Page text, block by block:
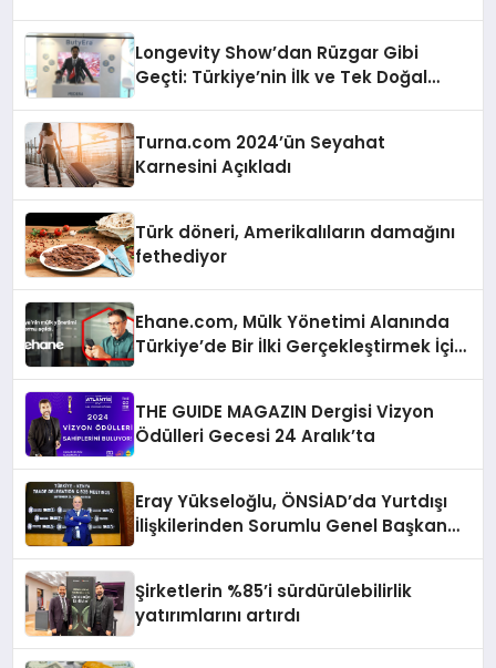
Longevity Show’dan Rüzgar Gibi
Geçti: Türkiye’nin İlk ve Tek Doğal
Turna.com 2024’ün Seyahat
Karnesini Açıkladı
Türk döneri, Amerikalıların damağını
fethediyor
Ehane.com, Mülk Yönetimi Alanında
Türkiye’de Bir İlki Gerçekleştirmek İçin
THE GUIDE MAGAZIN Dergisi Vizyon
Ödülleri Gecesi 24 Aralık’ta
Eray Yükseloğlu, ÖNSİAD’da Yurtdışı
İlişkilerinden Sorumlu Genel Başkan
Şirketlerin %85’i sürdürülebilirlik
yatırımlarını artırdı